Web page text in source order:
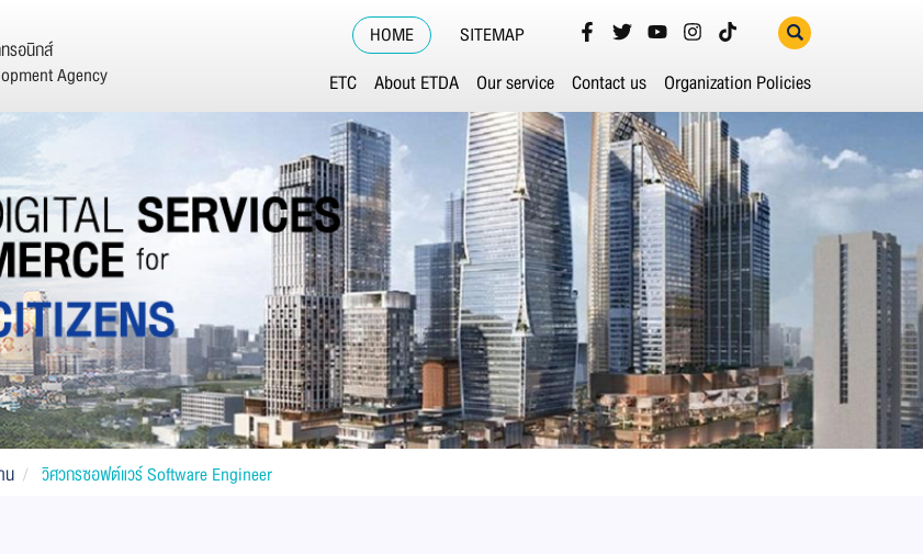
HOME SITEMAP
รอนิกส์
Agency
ETC About ETDA Our service Contact us Organization Policies
น วิศวกรซอฟต์แวร์ Software Engineer